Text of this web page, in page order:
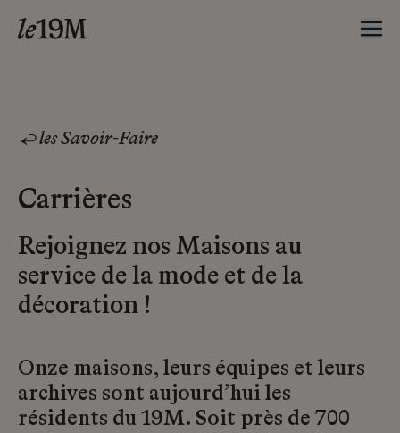
les Savoir-Faire
Carrières
Rejoignez nos Maisons au
service de la mode et de la
décoration !
Onze maisons, leurs équipes et leurs
archives sont aujourd’hui les
résidents du 19M. Soit près de 700